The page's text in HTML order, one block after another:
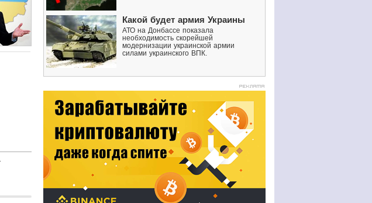
Какой будет армия Украины
АТО на Донбассе показала
необходимость скорейшей
модернизации украинской армии
силами украинского ВПК.